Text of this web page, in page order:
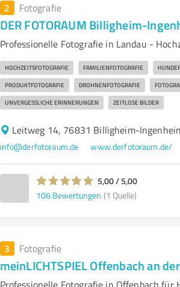
2 Fotografie
DER FOTORAUM Billigheim-
Professionelle Fotografie in Landau -
HOCHZEITSFOTOGRAFIE FAMILIENFOTOGRAFIE
PRODUKTFOTOGRAFIE DROHNENFOTOGRAFIE
UNVERGESSLICHE ERINNERUNGEN ZEITLOSE BILDER
Leitweg 14, 76831 Billigheim-
info@derfotoraum.de www.derfotoraum.de/
5,00 / 5,00
106 Bewertungen (1 Quelle)
3 Fotografie
meinLICHTSPIEL Offenbach an